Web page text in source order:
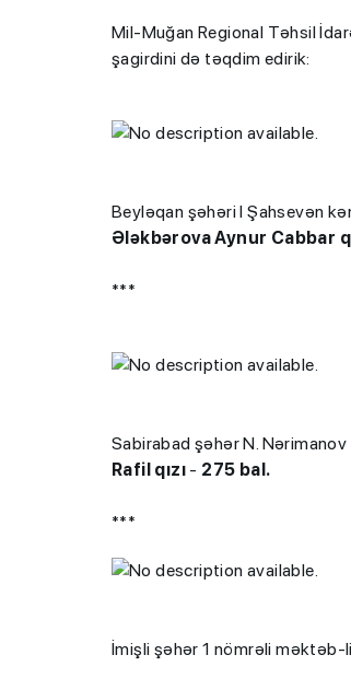
Mil-Muğan Regional Təhsil
şagirdini də təqdim edirik:
Beyləqan şəhəri I Şahsevən
Ələkbərova Aynur Cabbar
***
Sabirabad şəhər N.
Rafil qızı - 275 bal.
***
İmişli şəhər 1 nömrəli məktəb-